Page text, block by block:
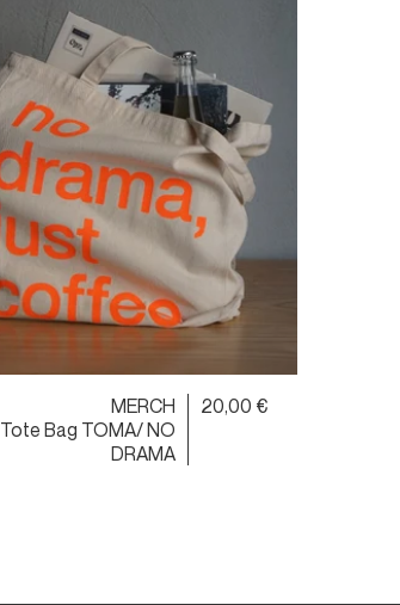
MERCH
Tote Bag TOMA/ NO
DRAMA
20,00 €